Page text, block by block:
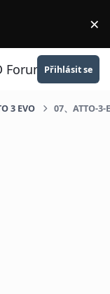
×
Forum Přihlásit se
3 EVO 07、ATTO-